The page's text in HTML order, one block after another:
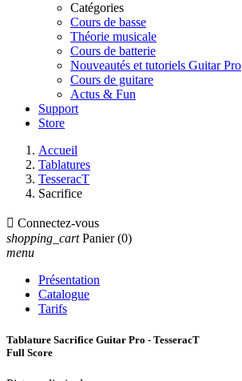
Catégories
Cours de basse
Théorie musicale
Cours de batterie
Nouveautés et tutoriels Guitar Pro
Cours de guitare
Actus & Fun
Support
Store
Accueil
Tablatures
TesseracT
Sacrifice
 Connectez-vous
shopping_cart Panier (0)
menu
Présentation
Catalogue
Tarifs
Tablature Sacrifice Guitar Pro - TesseracT
Full Score